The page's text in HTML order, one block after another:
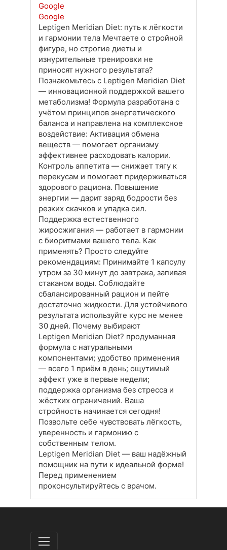
Google
Google
Leptigen Meridian Diet: путь к лёгкости
и гармонии тела Мечтаете о стройной
фигуре, но строгие диеты и
изнурительные тренировки не
приносят нужного результата?
Познакомьтесь с Leptigen Meridian Diet
— инновационной поддержкой вашего
метаболизма! Формула разработана с
учётом принципов энергетического
баланса и направлена на комплексное
воздействие: Активация обмена
веществ — помогает организму
эффективнее расходовать калории.
Контроль аппетита — снижает тягу к
перекусам и помогает придерживаться
здорового рациона. Повышение
энергии — дарит заряд бодрости без
резких скачков и упадка сил.
Поддержка естественного
жиросжигания — работает в гармонии
с биоритмами вашего тела. Как
применять? Просто следуйте
рекомендациям: Принимайте 1 капсулу
утром за 30 минут до завтрака, запивая
стаканом воды. Соблюдайте
сбалансированный рацион и пейте
достаточно жидкости. Для устойчивого
результата используйте курс не менее
30 дней. Почему выбирают
Leptigen Meridian Diet? продуманная
формула с натуральными
компонентами; удобство применения
— всего 1 приём в день; ощутимый
эффект уже в первые недели;
поддержка организма без стресса и
жёстких ограничений. Ваша
стройность начинается сегодня!
Позвольте себе чувствовать лёгкость,
уверенность и гармонию с
собственным телом.
Leptigen Meridian Diet — ваш надёжный
помощник на пути к идеальной форме!
Перед применением
проконсультируйтесь с врачом.